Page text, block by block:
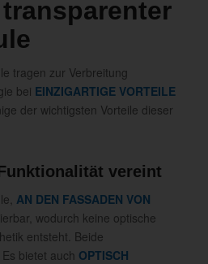
tragen zur Verbreitung
bei EINZIGARTIGE VORTEILE
der wichtigsten Vorteile dieser
vereint
AN DEN FASSADEN VON
wodurch keine optische
entsteht. Beide
Es bietet auch OPTISCH